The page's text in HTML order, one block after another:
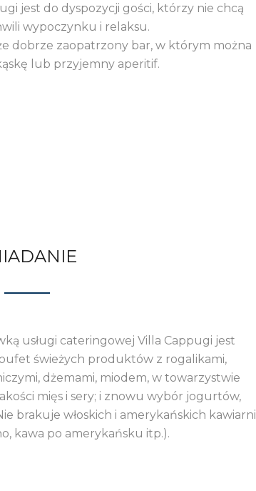
jest do dyspozycji gości, którzy nie chcą
wypoczynku i relaksu.
dobrze zaopatrzony bar, w którym można
lub przyjemny aperitif.
usługi cateringowej Villa Cappugi jest
świeżych produktów z rogalikami,
dżemami, miodem, w towarzystwie
mięs i sery; i znowu wybór jogurtów,
brakuje włoskich i amerykańskich kawiarni
kawa po amerykańsku itp.).